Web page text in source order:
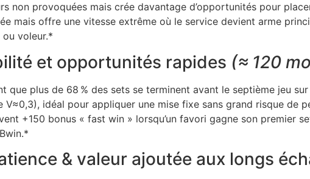
non provoquées mais crée davantage d’opportunités pour
mais offre une vitesse extrême où le service devient arme
ou voleur.*
et opportunités rapides (≈ 120
que plus de 68 % des sets se terminent avant le septième jeu
V≈0,3), idéal pour appliquer une mise fixe sans grand risque de
+150 bonus « fast win » lorsqu’un favori gagne son premier
& valeur ajoutée aux longs